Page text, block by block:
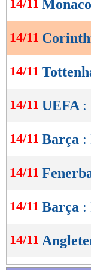
de
OK
14/11 Monaco
14/11
14/11
14/11 UEFA :
14/11 Barça :
14/11
14/11 Barça :
14/11